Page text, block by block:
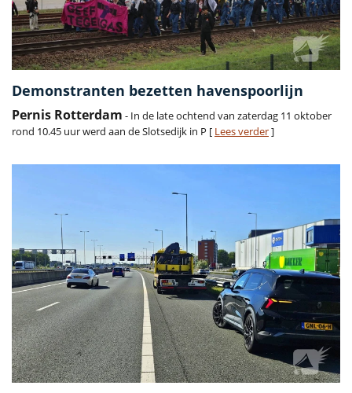
Demonstranten bezetten havenspoorlijn
Pernis Rotterdam - In de late ochtend van zaterdag 11 oktober
rond 10.45 uur werd aan de Slotsedijk in P [ Lees verder]